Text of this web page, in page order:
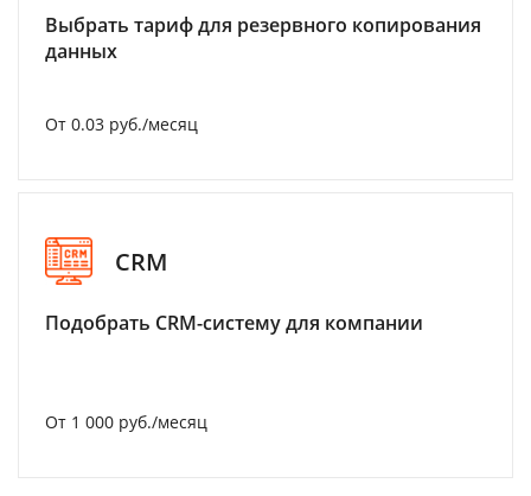
Выбрать тариф для резервного копирования
данных
От 0.03 руб./месяц
CRM
Подобрать CRM-систему для компании
От 1 000 руб./месяц